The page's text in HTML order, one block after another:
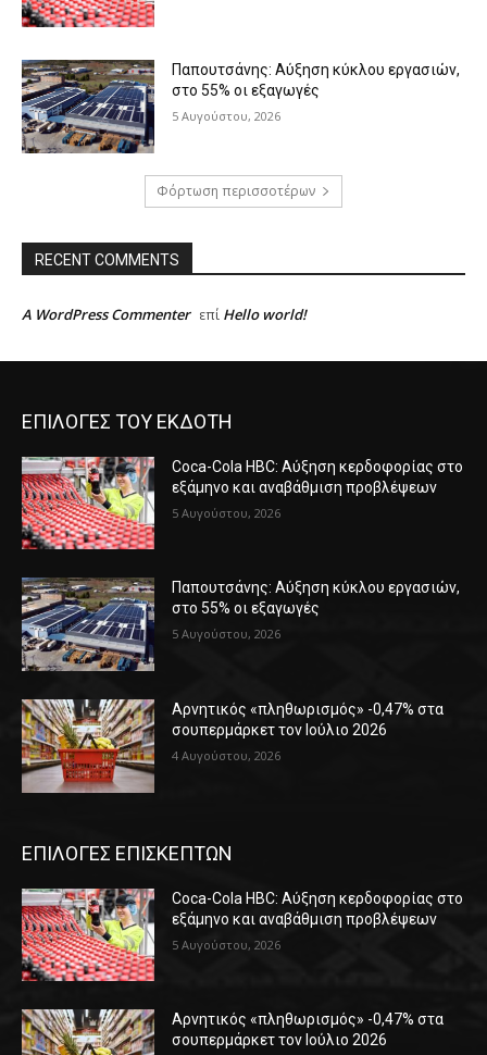
Παπουτσάνης: Αύξηση κύκλου εργασιών,
στο 55% οι εξαγωγές
5 Αυγούστου, 2026
Φόρτωση περισσοτέρων
RECENT COMMENTS
A WordPress Commenter επί Hello world!
ΕΠΙΛΟΓΕΣ ΤΟΥ ΕΚΔΟΤΗ
Coca-Cola HBC: Αύξηση κερδοφορίας στο
εξάμηνο και αναβάθμιση προβλέψεων
5 Αυγούστου, 2026
Παπουτσάνης: Αύξηση κύκλου εργασιών,
στο 55% οι εξαγωγές
5 Αυγούστου, 2026
Αρνητικός «πληθωρισμός» -0,47% στα
σουπερμάρκετ τον Ιούλιο 2026
4 Αυγούστου, 2026
ΕΠΙΛΟΓΕΣ ΕΠΙΣΚΕΠΤΩΝ
Coca-Cola HBC: Αύξηση κερδοφορίας στο
εξάμηνο και αναβάθμιση προβλέψεων
5 Αυγούστου, 2026
Αρνητικός «πληθωρισμός» -0,47% στα
σουπερμάρκετ τον Ιούλιο 2026